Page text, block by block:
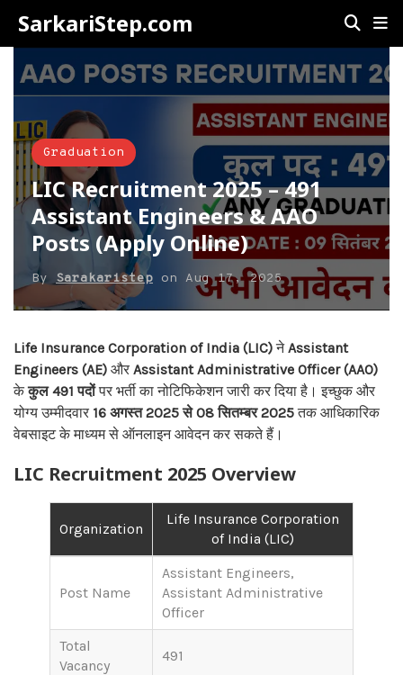
SarkariStep.com
Graduation
LIC Recruitment 2025 – 491
Assistant Engineers & AAO
Posts (Apply Online)
By Sarakaristep on Aug 17, 2025
Life Insurance Corporation of India (LIC)नेAssistant
Engineers (AE) और Assistant Administrative Officer (AAO)
केकुल 491 पदोंपर भर्ती का नोटिफिकेशन जारी कर दिया है। इच्छुक और
योग्य उम्मीदवार 16 अगस्त 2025 से 08 सितम्बर 2025तक आधिकारिक
वेबसाइट के माध्यम से ऑनलाइन आवेदन कर सकते हैं।
LIC Recruitment 2025 Overview
Organization
Life Insurance Corporation
of India (LIC)
Post Name
Assistant Engineers,
Assistant Administrative
Officer
Total
Vacancy
491